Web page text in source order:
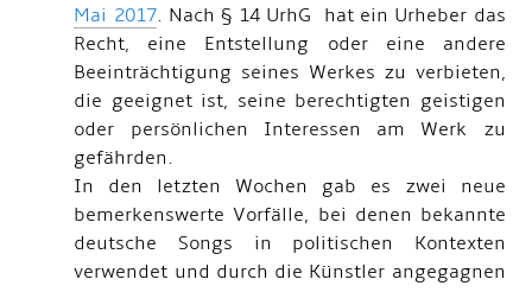
Mai 2017. Nach § 14 UrhG hat ein Urheber das
Recht, eine Entstellung oder eine andere
Beeinträchtigung seines Werkes zu verbieten,
die geeignet ist, seine berechtigten geistigen
oder persönlichen Interessen am Werk zu
gefährden.
In den letzten Wochen gab es zwei neue
bemerkenswerte Vorfälle, bei denen bekannte
deutsche Songs in politischen Kontexten
verwendet und durch die Künstler angegagnen